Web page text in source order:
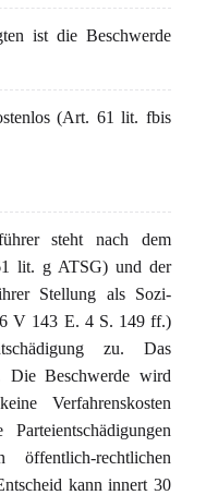
ist die Beschwerde
(Art. 61 lit. fbis
steht nach dem
lit. g ATSG) und der
Stellung als Sozi-
V 143 E. 4 S. 149 ff.)
zu. Das
Die Beschwerde wird
Verfahrenskosten
öffentlich-rechtlichen
kann innert 30